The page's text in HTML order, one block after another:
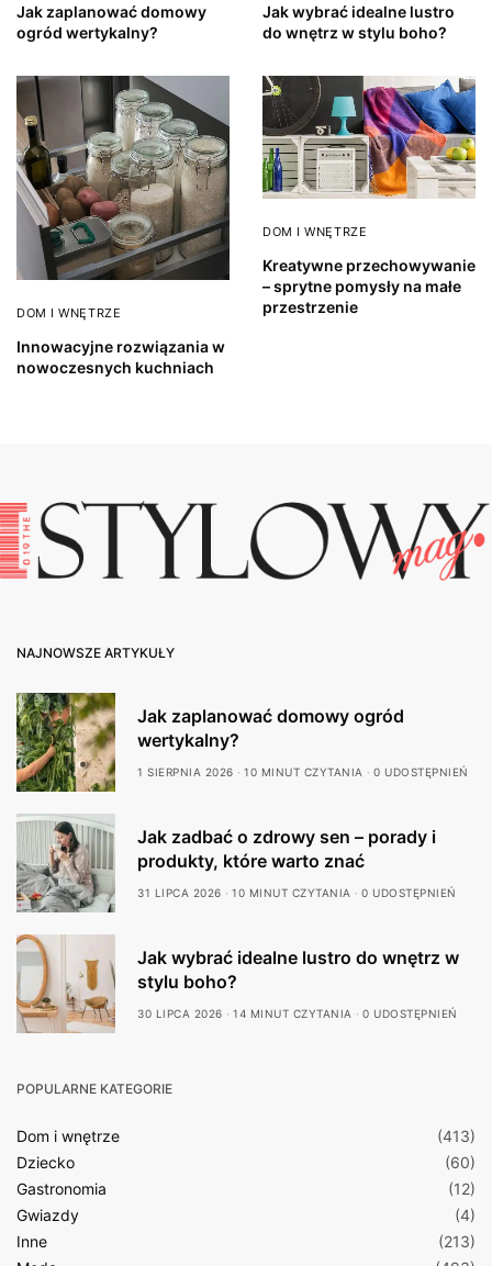
Jak zaplanować domowy
ogród wertykalny?
Jak wybrać idealne lustro
do wnętrz w stylu boho?
DOM I WNĘTRZE
Innowacyjne rozwiązania w
nowoczesnych kuchniach
DOM I WNĘTRZE
Kreatywne przechowywanie
– sprytne pomysły na małe
przestrzenie
NAJNOWSZE ARTYKUŁY
Jak zaplanować domowy ogród
wertykalny?
1 SIERPNIA 2026 10 MINUT CZYTANIA 0 UDOSTĘPNIEŃ
Jak zadbać o zdrowy sen – porady i
produkty, które warto znać
31 LIPCA 2026 10 MINUT CZYTANIA 0 UDOSTĘPNIEŃ
Jak wybrać idealne lustro do wnętrz w
stylu boho?
30 LIPCA 2026 14 MINUT CZYTANIA 0 UDOSTĘPNIEŃ
POPULARNE KATEGORIE
Dom i wnętrze
(413)
Dziecko
(60)
Gastronomia
(12)
Gwiazdy
(4)
Inne
(213)